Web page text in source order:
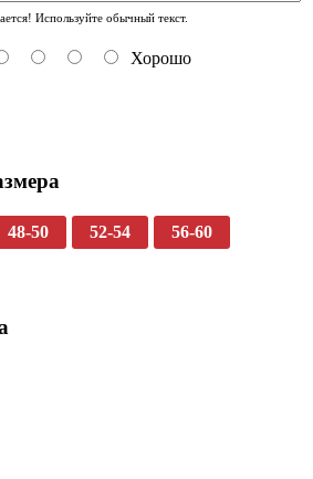
Используйте обычный текст.
Хорошо
48-50 52-54 56-60